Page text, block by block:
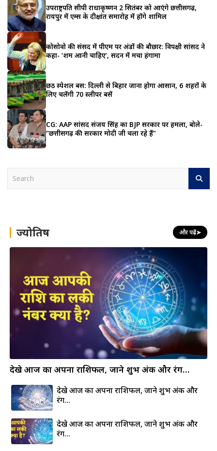
उपराष्ट्रपति सीपी राधाकृष्णन 2 सितंबर को आएंगे छत्तीसगढ़,
रायपुर में एम्स के दीक्षांत समारोह में होंगे शामिल
कोसोवो की संसद में पीएम पर अंडों की बौछार: विपक्षी सांसद ने
कहा- ‘शर्म आनी चाहिए’, सदन में मचा हंगामा
छठ स्पेशल बस: दिल्ली से बिहार जाना होगा आसान, 6 शहरों के
लिए चलेंगी 70 स्लीपर बसें
CG: AAP सांसद संजय सिंह का BJP सरकार पर हमला, बोले-
“छत्तीसगढ़ की सरकार मोदी जी चला रहे हैं”
h ज्योतिष और पढ़ें➤
देखे आज का अपना राशिफल, जाने शुभ अंक और रंग…
देखे आज का अपना राशिफल, जाने शुभ अंक और
रंग…
देखे आज का अपना राशिफल, जाने शुभ अंक और
रंग…